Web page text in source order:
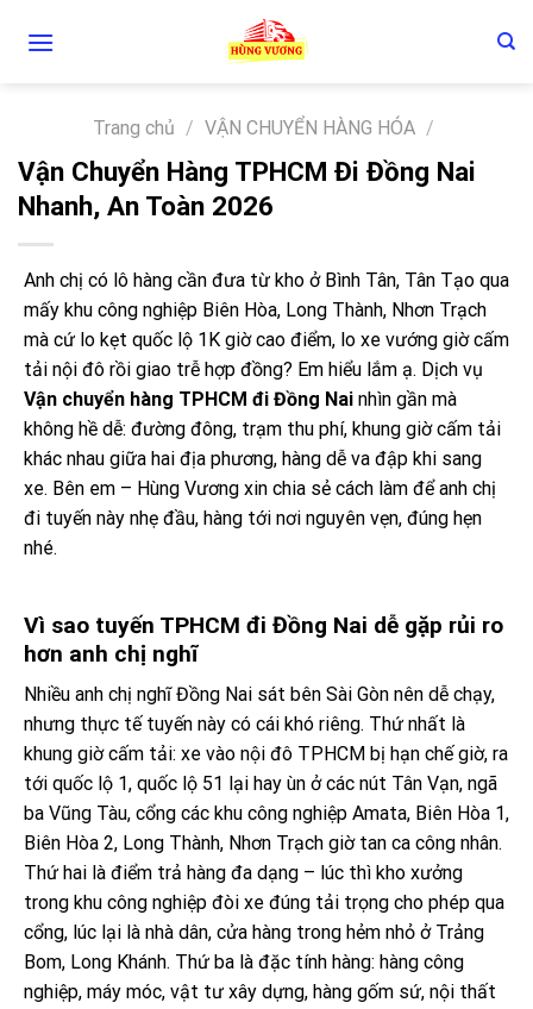
Trang chủ / VẬN CHUYỂN HÀNG HÓA /
Vận Chuyển Hàng TPHCM Đi Đồng Nai
Nhanh, An Toàn 2026
Anh chị có lô hàng cần đưa từ kho ở Bình Tân, Tân Tạo qua
mấy khu công nghiệp Biên Hòa, Long Thành, Nhơn Trạch
mà cứ lo kẹt quốc lộ 1K giờ cao điểm, lo xe vướng giờ cấm
tải nội đô rồi giao trễ hợp đồng? Em hiểu lắm ạ. Dịch vụ
Vận chuyển hàng TPHCM đi Đồng Nai nhìn gần mà
không hề dễ: đường đông, trạm thu phí, khung giờ cấm tải
khác nhau giữa hai địa phương, hàng dễ va đập khi sang
xe. Bên em – Hùng Vương xin chia sẻ cách làm để anh chị
đi tuyến này nhẹ đầu, hàng tới nơi nguyên vẹn, đúng hẹn
nhé.
Vì sao tuyến TPHCM đi Đồng Nai dễ gặp rủi ro
hơn anh chị nghĩ
Nhiều anh chị nghĩ Đồng Nai sát bên Sài Gòn nên dễ chạy,
nhưng thực tế tuyến này có cái khó riêng. Thứ nhất là
khung giờ cấm tải: xe vào nội đô TPHCM bị hạn chế giờ, ra
tới quốc lộ 1, quốc lộ 51 lại hay ùn ở các nút Tân Vạn, ngã
ba Vũng Tàu, cổng các khu công nghiệp Amata, Biên Hòa 1,
Biên Hòa 2, Long Thành, Nhơn Trạch giờ tan ca công nhân.
Thứ hai là điểm trả hàng đa dạng – lúc thì kho xưởng
trong khu công nghiệp đòi xe đúng tải trọng cho phép qua
cổng, lúc lại là nhà dân, cửa hàng trong hẻm nhỏ ở Trảng
Bom, Long Khánh. Thứ ba là đặc tính hàng: hàng công
nghiệp, máy móc, vật tư xây dựng, hàng gốm sứ, nội thất